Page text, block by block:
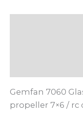
Gemfan 7060
propeller 7×6 / rc